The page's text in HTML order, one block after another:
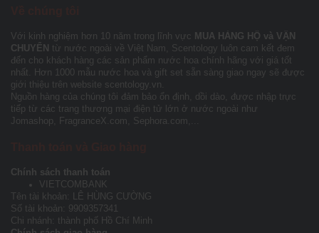
Với kinh nghiệm hơn 10 năm trong lĩnh vực MUA HÀNG HỘ và VẬN
CHUYỂN
từ nước ngoài về Việt Nam, Scentology luôn cam kết đem
đến cho khách hàng các sản phẩm nước hoa chính hãng với giá tốt
nhất. Hơn 1000 mẫu nước hoa và gift set sẵn sàng giao ngay sẽ được
giới thiệu trên website scentology.vn.
Nguồn hàng của chúng tôi đảm bảo ổn định, dồi dào, được nhập trực
tiếp từ các trang thương mại điện tử lớn ở nước ngoài như
Jomashop, FragranceX.com, Sephora.com,...
Chính sách thanh toán
VIETCOMBANK
Tên tài khoản: LÊ HÙNG CƯỜNG
Số tài khoản: 9909357341
Chi nhánh: thành phố Hồ Chí Minh